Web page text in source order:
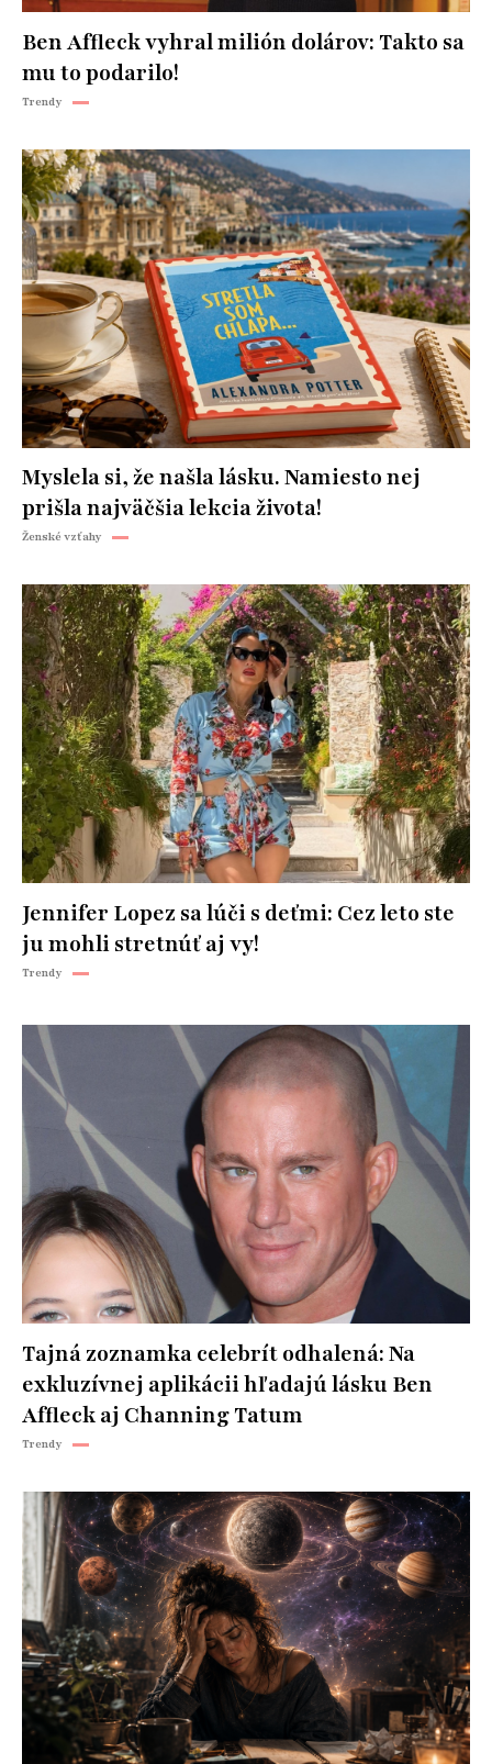
Ben Affleck vyhral milión dolárov: Takto sa
mu to podarilo!
Trendy
Myslela si, že našla lásku. Namiesto nej
prišla najväčšia lekcia života!
Ženské vzťahy
Jennifer Lopez sa lúči s deťmi: Cez leto ste
ju mohli stretnúť aj vy!
Trendy
Tajná zoznamka celebrít odhalená: Na
exkluzívnej aplikácii hľadajú lásku Ben
Affleck aj Channing Tatum
Trendy